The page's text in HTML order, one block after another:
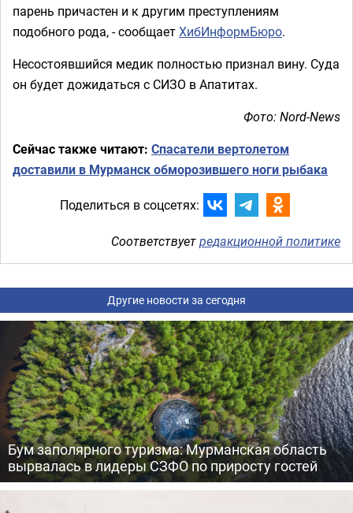
парень причастен и к другим преступлениям
подобного рода, - сообщаетХибИнформБюро.
Несостоявшийся медик полностью признал вину. Суда
он будет дожидаться с СИЗО в Апатитах.
Фото: Nord-News
Сейчас также читают: Спасатели вертолетом
доставили в Мурманск обморозившего ноги рыбака
Поделиться в соцсетях:
Соответствуетредакционной политике
Другие новости за сегодня
Бум заполярного туризма: Мурманская область
вырвалась в лидеры СЗФО по приросту гостей